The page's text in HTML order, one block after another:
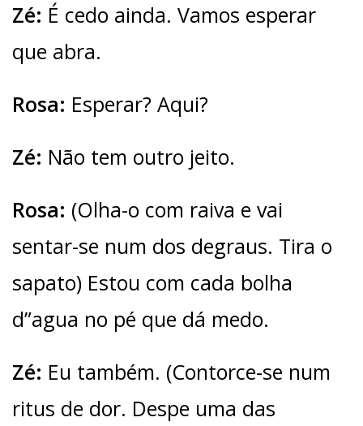
Zé: É cedo ainda. Vamos esperar
que abra.
Rosa: Esperar? Aqui?
Zé: Não tem outro jeito.
Rosa: (Olha-o com raiva e vai
sentar-se num dos degraus. Tira o
sapato) Estou com cada bolha
d”agua no pé que dá medo.
Zé: Eu também. (Contorce-se num
ritus de dor. Despe uma das